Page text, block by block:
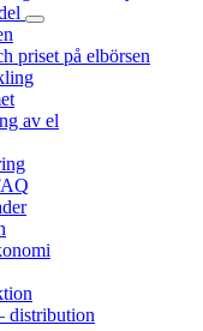
priset på elbörsen
av el
distribution